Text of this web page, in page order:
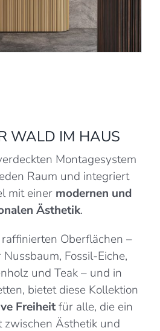
WALD IM HAUS
Montagesystem
Raum und integriert
mit einer modernen und
Ästhetik.
Oberflächen –
Fossil-Eiche,
und Teak – und in
bietet diese Kollektion
Freiheitfür alle, die ein
zwischen Ästhetik und